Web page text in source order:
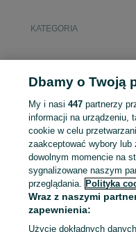
KATEGORIA
Zaloguj się lub załóż
sprzedającym
Zaloguj się / Załóż konto
Zadzwoń / SMS
Dbamy o Twoją
My i nasi447 partnerzy
informacji na urządzeniu,
cookie w celu
zaakceptować wybory
dowolnym momencie na
sygnalizowane naszym
przeglądania. Polityka
Wraz z naszymi
zapewnienia:
Użycie dokładnych